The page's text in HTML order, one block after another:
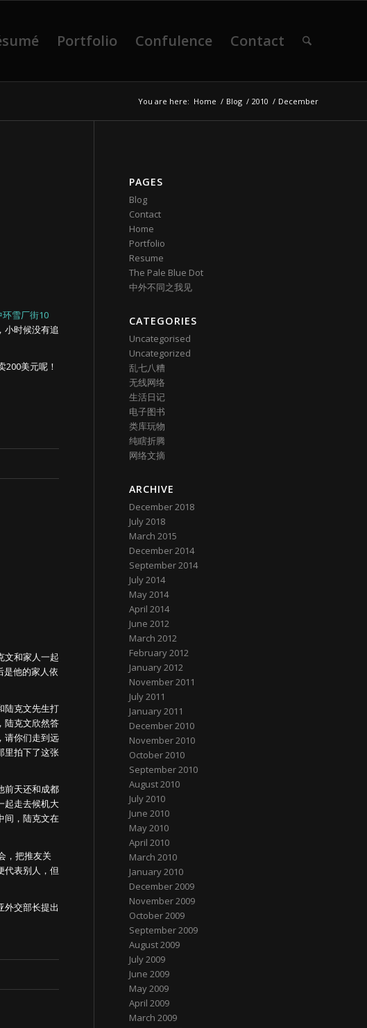
Portfolio Confulence Contact
You are here: Home / Blog / 2010 / December
环雪厂街10
小时候没有追
美元呢！
文和家人一起
是他的家人依
陆克文先生打
陆克文欣然答
请你们走到远
里拍下了这张
前天还和成都
起走去候机大
间，陆克文在
，把推友关
代表别人，但
外交部长提出
PAGES
Blog
Contact
Home
Portfolio
Resume
The Pale Blue Dot
中外不同之我见
CATEGORIES
Uncategorised
Uncategorized
乱七八糟
无线网络
生活日记
电子图书
类库玩物
纯瞎折腾
网络文摘
ARCHIVE
December 2018
July 2018
March 2015
December 2014
September 2014
July 2014
May 2014
April 2014
June 2012
March 2012
February 2012
January 2012
November 2011
July 2011
January 2011
December 2010
November 2010
October 2010
September 2010
August 2010
July 2010
June 2010
May 2010
April 2010
March 2010
January 2010
December 2009
November 2009
October 2009
September 2009
August 2009
July 2009
June 2009
May 2009
April 2009
March 2009